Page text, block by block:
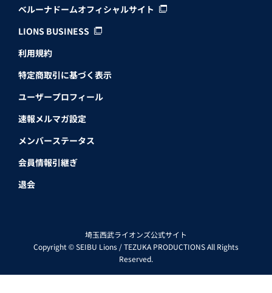
ベルーナドームオフィシャルサイト
LIONS BUSINESS
利用規約
特定商取引に基づく表示
ユーザープロフィール
速報メルマガ設定
メンバーステータス
会員情報引継ぎ
退会
埼玉西武ライオンズ公式サイト
Copyright © SEIBU Lions / TEZUKA PRODUCTIONS All Rights
Reserved.